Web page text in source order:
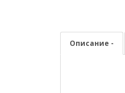
Описание -